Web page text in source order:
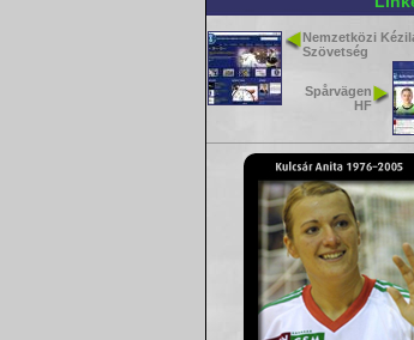
Nemzetközi
Szövetség
Spårvägen
HF